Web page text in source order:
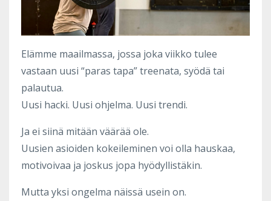
Elämme maailmassa, jossa joka viikko tulee
vastaan uusi “paras tapa” treenata, syödä tai
palautua.
Uusi hacki. Uusi ohjelma. Uusi trendi.
Ja ei siinä mitään väärää ole.
Uusien asioiden kokeileminen voi olla hauskaa,
motivoivaa ja joskus jopa hyödyllistäkin.
Mutta yksi ongelma näissä usein on.